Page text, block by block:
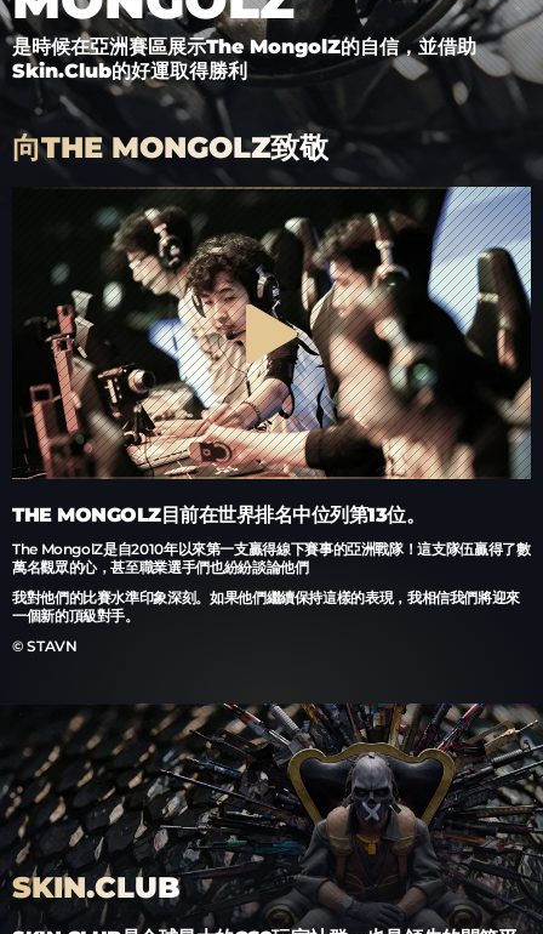
是時候在亞洲賽區展示The MongolZ的自信，並借助
Skin.Club的好運取得勝利
向THE MONGOLZ致敬
THE MONGOLZ目前在世界排名中位列第13位。
The MongolZ是自2010年以來第一支贏得線下賽事的亞洲戰隊！這支隊伍贏得了數
萬名觀眾的心，甚至職業選手們也紛紛談論他們
我對他們的比賽水準印象深刻。如果他們繼續保持這樣的表現，我相信我們將迎來
一個新的頂級對手。
© STAVN
SKIN.CLUB